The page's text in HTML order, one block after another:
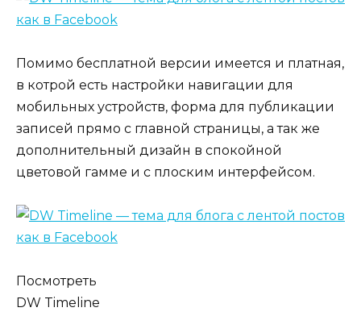
Помимо бесплатной версии имеется и платная,
в котрой есть настройки навигации для
мобильных устройств, форма для публикации
записей прямо с главной страницы, а так же
дополнительный дизайн в спокойной
цветовой гамме и с плоским интерфейсом.
Посмотреть
DW Timeline